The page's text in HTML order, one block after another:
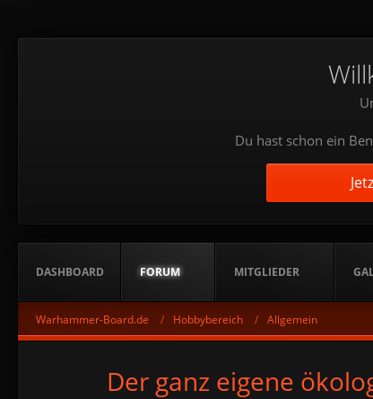
Du hast schon ein
DASHBOARD FORUM MITGLIEDER
Warhammer-Board.de Hobbybereich Allgemein
Der ganz eigene